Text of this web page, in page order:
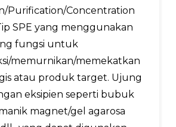
Purification/Concentration
SPE yang menggunakan
fungsi untuk
memurnikan/memekatkan
atau produk target. Ujung
eksipien seperti bubuk
magnet/gel agarosa